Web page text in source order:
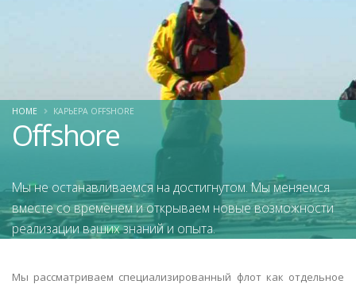
HOME КАРЬЕРА OFFSHORE
Offshore
Мы не останавливаемся на достигнутом. Мы меняемся
вместе со временем и открываем новые возможности
реализации ваших знаний и опыта.
Мы рассматриваем специализированный флот как отдельное